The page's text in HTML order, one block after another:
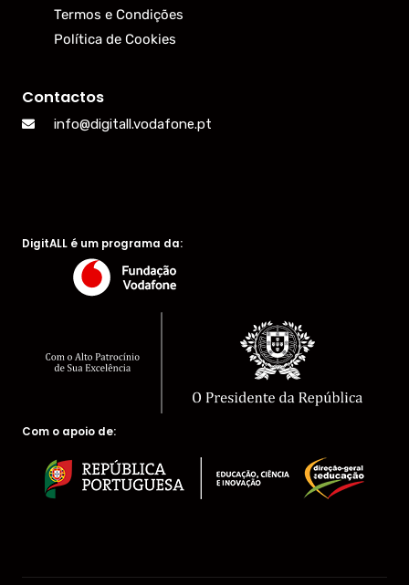
Termos e Condições
Política de Cookies
Contactos
info@digitall.vodafone.pt
DigitALL é um programa da:
Com o apoio de: